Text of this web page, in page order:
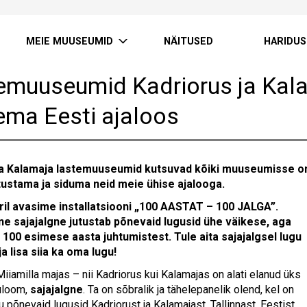
MEIE MUUSEUMID NÄITUSED HARIDUS
Kadriorus ja
Eesti ajaloos
Kalamaja lastemuuseumid kutsuvad kõiki muuseumisse
ja siduma neid meie ühise ajalooga.
avasime installatsiooni „100 AASTAT – 100 JALGA”.
sajajalgne jutustab põnevaid lugusid ühe väikese, aga
esimese aasta juhtumistest. Tule aita sajajalgsel lugu
lisa siia ka oma lugu!
majas – nii Kadriorus kui Kalamajas on alati elanud üks
sajajalgne. Ta on sõbralik ja tähelepanelik olend, kel on